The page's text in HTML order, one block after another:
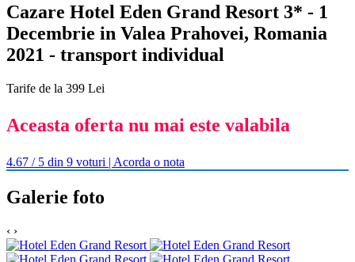
Cazare Hotel Eden Grand Resort 3* - 1
Decembrie in Valea Prahovei, Romania
2021 - transport individual
Tarife de la 399 Lei
Aceasta oferta nu mai este valabila
4.67 / 5 din 9 voturi | Acorda o nota
Galerie foto
‹ ›